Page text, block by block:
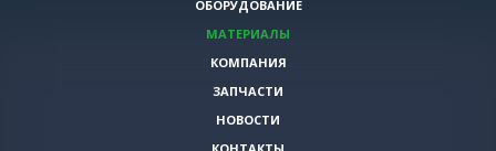
ОБОРУДОВАНИЕ
МАТЕРИАЛЫ
КОМПАНИЯ
ЗАПЧАСТИ
НОВОСТИ